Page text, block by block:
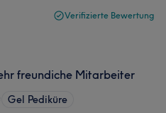
Verifizierte Bewertung
freundiche Mitarbeiter
Gel Pediküre